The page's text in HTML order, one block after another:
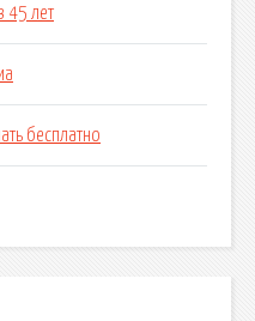
45 лет
бесплатно